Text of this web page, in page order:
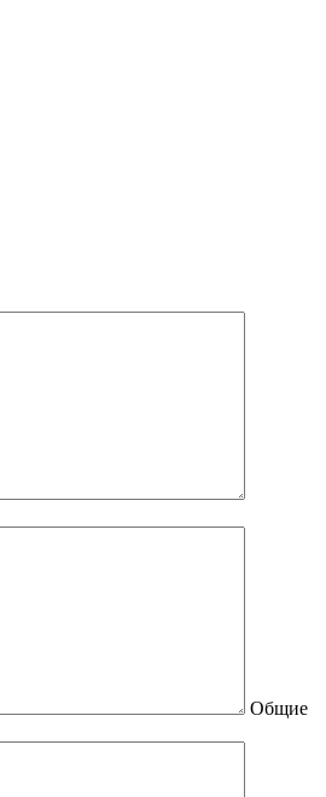
Общие